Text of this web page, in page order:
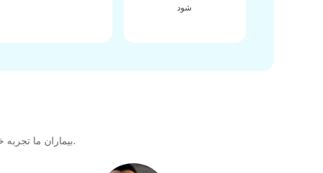
شود
بیماران ما تجربه خود را در دریافت بهترین کیفیت مراقبت های بهداشتی در طول سفر درمانی خود با ما به اشتراک می گذارند تا پیوندی عالی برای آینده ایجاد کنند.